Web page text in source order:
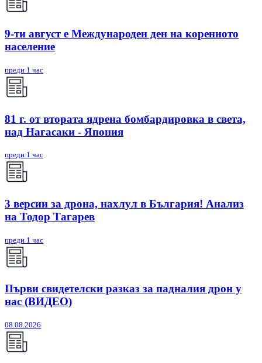
9-ти август е Международен ден на коренното
население
преди 1 час
81 г. от втората ядрена бомбардировка в света,
над Нагасаки - Япония
преди 1 час
3 версии за дрона, нахлул в България! Анализ
на Тодор Тагарев
преди 1 час
Първи свидетелски разказ за падналия дрон у
нас (ВИДЕО)
08.08.2026